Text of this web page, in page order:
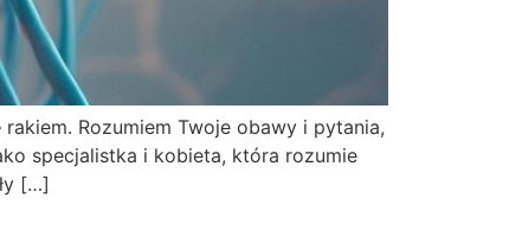
Rozumiem Twoje obawy i pytania,
specjalistka i kobieta, która rozumie
[…]